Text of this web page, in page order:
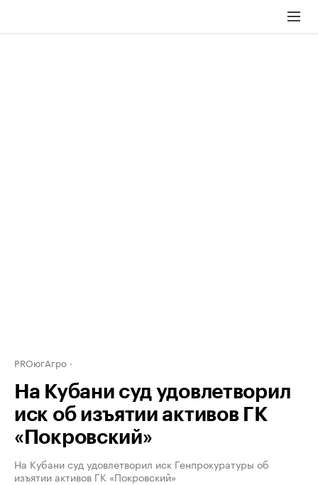
PROюгАгро
На Кубани суд удовлетворил
иск об изъятии активов ГК
«Покровский»
На Кубани суд удовлетворил иск Генпрокуратуры об
изъятии активов ГК «Покровский»